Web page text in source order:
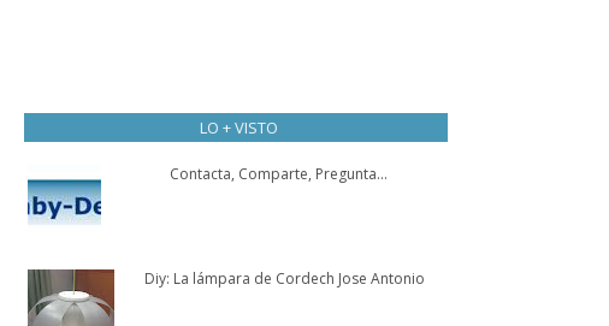
LO + VISTO
Contacta, Comparte, Pregunta...
Diy: La lámpara de Cordech Jose Antonio